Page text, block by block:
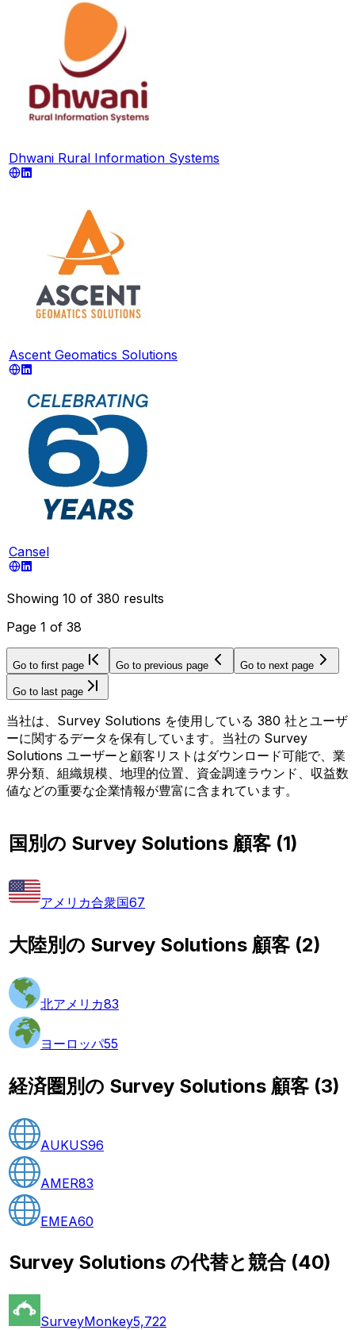
Dhwani Rural Information Systems
Ascent Geomatics Solutions
Cansel
Showing 10 of 380 results
Page 1 of 38
Go to first page Go to previous page Go to next page
Go to last page
当社は、Survey Solutions を使用している 380 社とユーザ
ーに関するデータを保有しています。当社の Survey
Solutions ユーザーと顧客リストはダウンロード可能で、業
界分類、組織規模、地理的位置、資金調達ラウンド、収益数
値などの重要な企業情報が豊富に含まれています。
国別の Survey Solutions 顧客 (1)
アメリカ合衆国67
大陸別の Survey Solutions 顧客 (2)
北アメリカ83
ヨーロッパ55
経済圏別の Survey Solutions 顧客 (3)
AUKUS96
AMER83
EMEA60
Survey Solutions の代替と競合(40)
SurveyMonkey5,722